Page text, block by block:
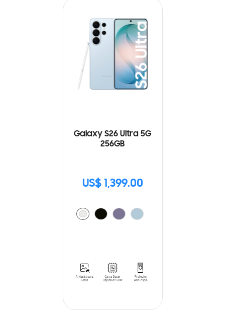
Galaxy S26 Ultra 5G
256GB
US$ 1,399.00